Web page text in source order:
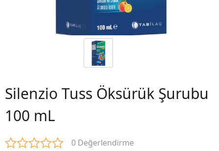
Silenzio Tuss Öksürük Şurubu
100 mL
0 Değerlendirme